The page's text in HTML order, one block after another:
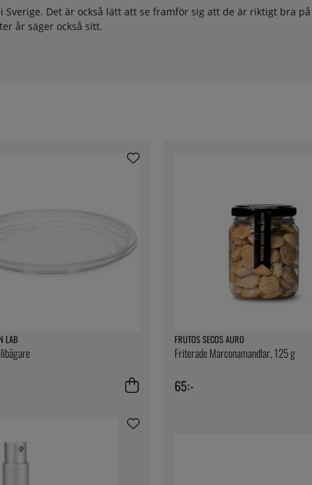
Det är också lätt att se framför sig att de är riktigt bra
år säger också sitt.
LAB FRUTOS SECOS AURO
Friterade Marconamandlar, 125 g
65:-